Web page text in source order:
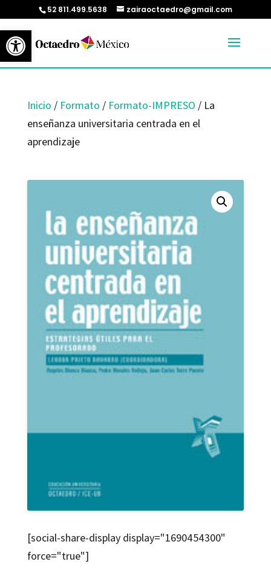
Abrir barra de herramientas
52 811.499.5638 zairaoctaedro@gmail.com
Inicio / Formato / Formato-IMPRESO / La
enseñanza universitaria centrada en el
aprendizaje
[social-share-display display="1690454300"
force="true"]